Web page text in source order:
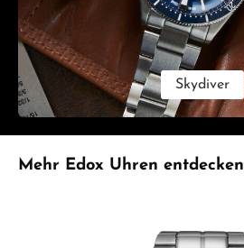
Skydiver
Produktgalerie überspringen
Mehr Edox Uhren entdecken